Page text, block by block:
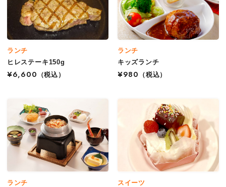
ランチ
ヒレステーキ150g
¥6,600
（税込）
ランチ
キッズランチ
¥980
（税込）
ランチ
スイーツ